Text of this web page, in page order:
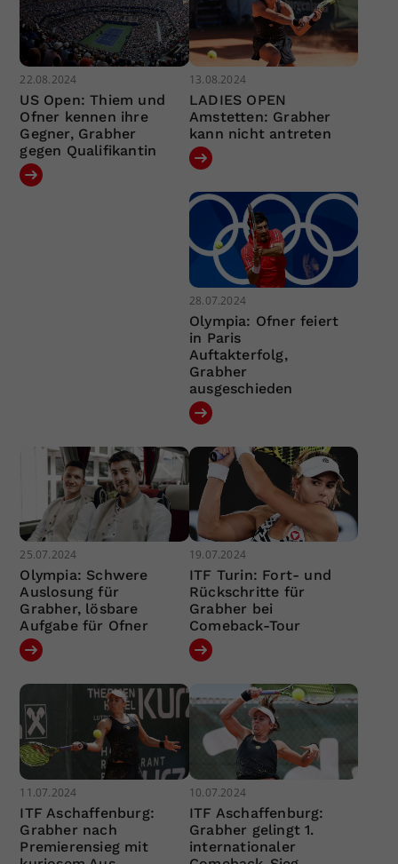
22.08.2024
US Open: Thiem und
Ofner kennen ihre
Gegner, Grabher
gegen Qualifikantin
13.08.2024
LADIES OPEN
Amstetten: Grabher
kann nicht antreten
28.07.2024
Olympia: Ofner feiert
in Paris
Auftakterfolg,
Grabher
ausgeschieden
25.07.2024
Olympia: Schwere
Auslosung für
Grabher, lösbare
Aufgabe für Ofner
19.07.2024
ITF Turin: Fort- und
Rückschritte für
Grabher bei
Comeback-Tour
11.07.2024
ITF Aschaffenburg:
Grabher nach
Premierensieg mit
10.07.2024
ITF Aschaffenburg:
Grabher gelingt 1.
internationaler